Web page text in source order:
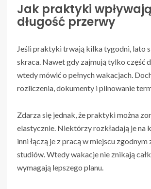
Jak praktyki
długość przerwy
Jeśli praktyki trwają kilka tygodni, lato
skraca. Nawet gdy zajmują tylko część
wtedy mówić o pełnych wakacjach.
rozliczenia, dokumenty i pilnowanie
Zdarza się jednak, że praktyki można
elastycznie. Niektórzy rozkładają je na
inni łączą je z pracą w miejscu
studiów. Wtedy wakacje nie znikają
wymagają lepszego planu.